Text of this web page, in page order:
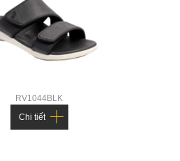
RV1044BLK
Chi tiết